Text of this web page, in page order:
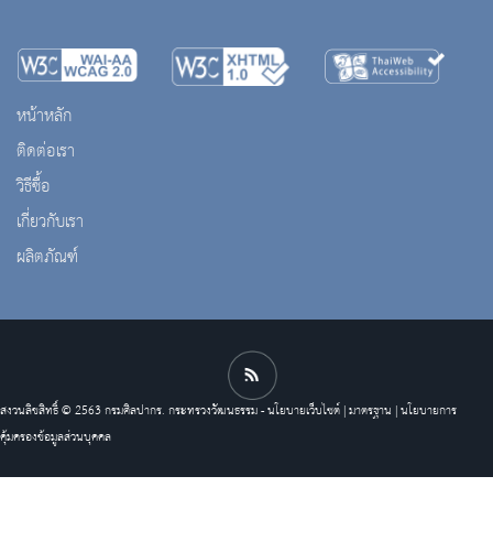
หน้าหลัก
ติดต่อเรา
วิธีซื้อ
เกี่ยวกับเรา
ผลิตภัณฑ์
สงวนลิขสิทธิ์ © 2563 กรมศิลปากร. กระทรวงวัฒนธรรม -นโยบายเว็บไซต์|มาตรฐาน |นโยบายการ
คุ้มครองข้อมูลส่วนบุคคล